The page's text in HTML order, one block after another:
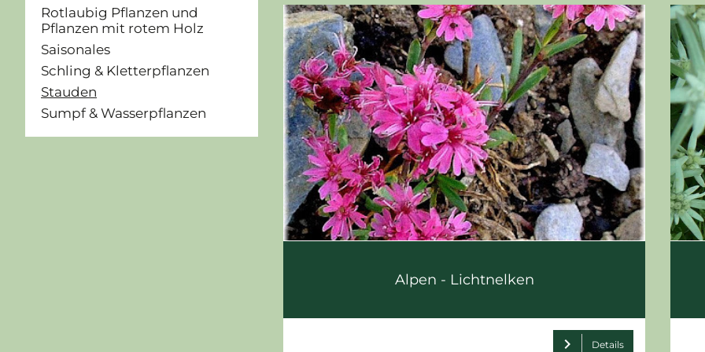
Rotlaubig Pflanzen und
Pflanzen mit rotem Holz
Saisonales
Schling & Kletterpflanzen
Stauden
Sumpf & Wasserpflanzen
Alpen - Lichtnelken
chevron_right Details